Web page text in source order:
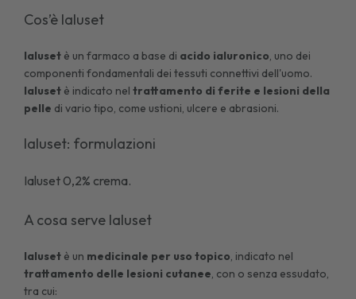
Cos’è Ialuset
Ialuset è un farmaco a base di acido ialuronico, uno dei
componenti fondamentali dei tessuti connettivi dell'uomo.
Ialuset è indicato neltrattamento di ferite e lesioni della
pelle di vario tipo, come ustioni, ulcere e abrasioni.
Ialuset: formulazioni
Ialuset 0,2% crema.
A cosa serve Ialuset
Ialuset è un medicinale per uso topico, indicato nel
trattamento delle lesioni cutanee, con o senza essudato,
tra cui: